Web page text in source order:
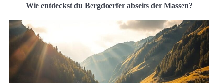
Wie entdeckst du Bergdoerfer abseits der Massen?